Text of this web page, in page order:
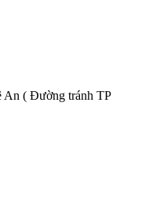
( Đường tránh TP